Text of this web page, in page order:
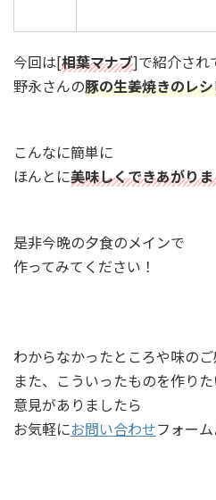
今回は[相葉マナブ]で紹介され
野永さんの豚の生姜焼きのレ
こんなに簡単に
ほんとに美味しくできあがり
是非今晩の夕食のメインで
作ってみてください！
わからなかったところや味のご
また、こういったものを作り
意見がありましたら
お気軽にお問い合わせフォー